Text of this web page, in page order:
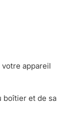
appareil
boîtier et de sa